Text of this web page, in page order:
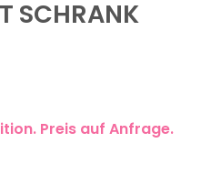
SCHRANK
Preis auf Anfrage.